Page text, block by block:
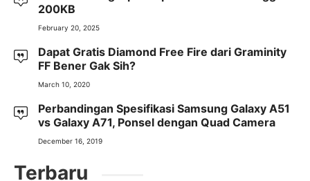
200KB
February 20, 2025
Dapat Gratis Diamond Free Fire dari Graminity
FF Bener Gak Sih?
March 10, 2020
Perbandingan Spesifikasi Samsung Galaxy A51
vs Galaxy A71, Ponsel dengan Quad Camera
December 16, 2019
Terbaru